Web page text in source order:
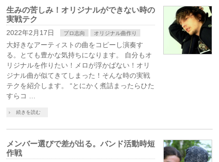
生みの苦しみ！オリジナルができない時の
実戦テク
2022年2月17日 プロ志向 オリジナル曲作り
大好きなアーティストの曲をコピーし演奏す
る。とても豊かな気持ちになります。 自分もオ
リジナルを作りたい！メロが浮かばない！オリ
ジナル曲が似てきてしまった！そんな時の実戦
テクを紹介します。 “とにかく煮詰まったらひた
すらコ …
続きを読む
メンバー選びで差が出る。バンド活動時短
作戦